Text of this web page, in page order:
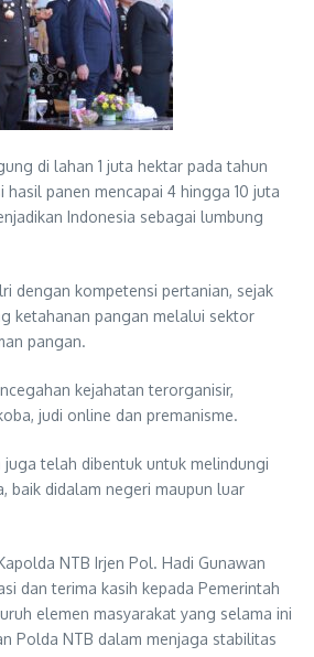
di lahan 1 juta hektar pada tahun
hasil panen mencapai 4 hingga 10 juta
Indonesia sebagai lumbung
dengan kompetensi pertanian, sejak
ketahanan pangan melalui sektor
pangan.
kejahatan terorganisir,
judi online dan premanisme.
juga telah dibentuk untuk melindungi
baik didalam negeri maupun luar
NTB Irjen Pol. Hadi Gunawan
dan terima kasih kepada Pemerintah
elemen masyarakat yang selama ini
Polda NTB dalam menjaga stabilitas